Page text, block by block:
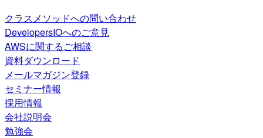
クラスメソッドへの問い合わせ
DevelopersIOへのご意見
AWSに関するご相談
資料ダウンロード
メールマガジン登録
セミナー情報
採用情報
会社説明会
勉強会